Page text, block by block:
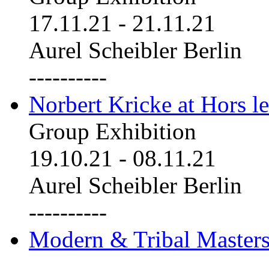
17.11.21 - 21.11.21
Aurel Scheibler Berlin
----------
Norbert Kricke at Hors
Group Exhibition
19.10.21 - 08.11.21
Aurel Scheibler Berlin
----------
Modern & Tribal